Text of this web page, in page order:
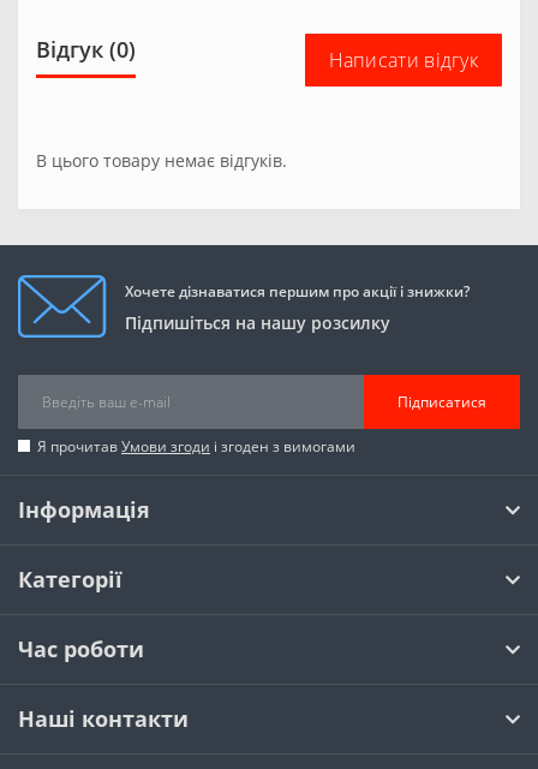
Відгук (0) Написати відгук
В цього товару немає відгуків.
Хочете дізнаватися першим про акції і знижки?
Підпишіться на нашу розсилку
Підписатися
Я прочитавУмови згоди і згоден з вимогами
Інформація
Категорії
Час роботи
Наші контакти